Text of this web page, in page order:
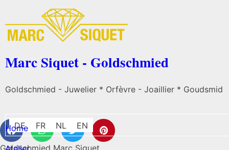
Marc Siquet - Goldschmied
Goldschmied - Juwelier * Orfèvre - Joaillier * Goudsmid
DE FR NL EN
Home
Goldschmied Marc Siquet